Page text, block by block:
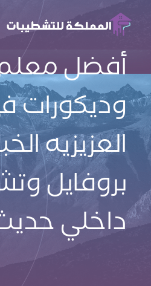
أفضل
وديكورات
العزيزيه
بروفايل
داخلي